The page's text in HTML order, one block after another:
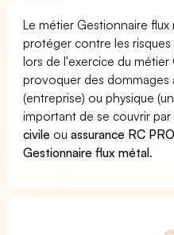
Le métier Gestionnaire
protéger contre les
lors de l'exercice du
provoquer des dommages
(entreprise) ou physique
important de se couvrir
civile ouassurance RC
Gestionnaire flux métal.